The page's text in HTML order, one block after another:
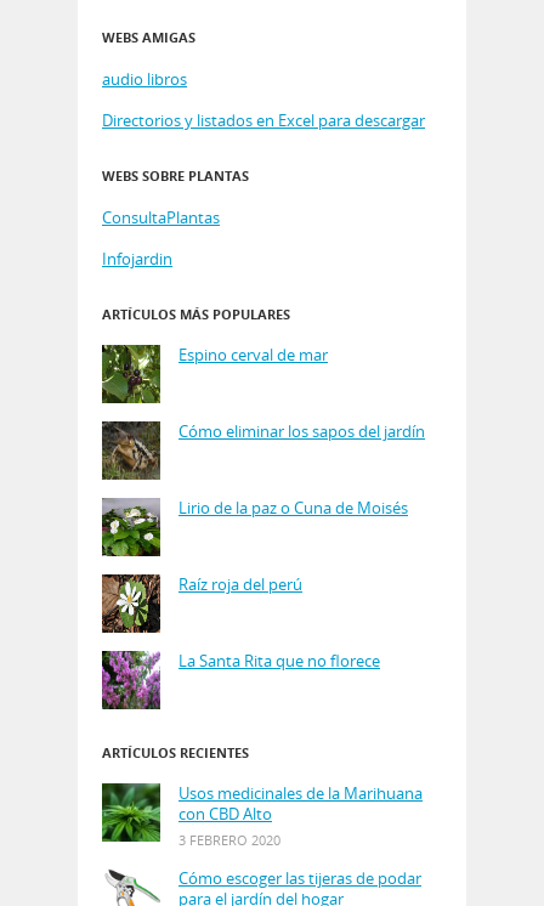
WEBS AMIGAS
audio libros
Directorios y listados en Excel para descargar
WEBS SOBRE PLANTAS
ConsultaPlantas
Infojardin
ARTÍCULOS MÁS POPULARES
Espino cerval de mar
Cómo eliminar los sapos del jardín
Lirio de la paz o Cuna de Moisés
Raíz roja del perú
La Santa Rita que no florece
ARTÍCULOS RECIENTES
Usos medicinales de la Marihuana
con CBD Alto
3 FEBRERO 2020
Cómo escoger las tijeras de podar
para el jardín del hogar